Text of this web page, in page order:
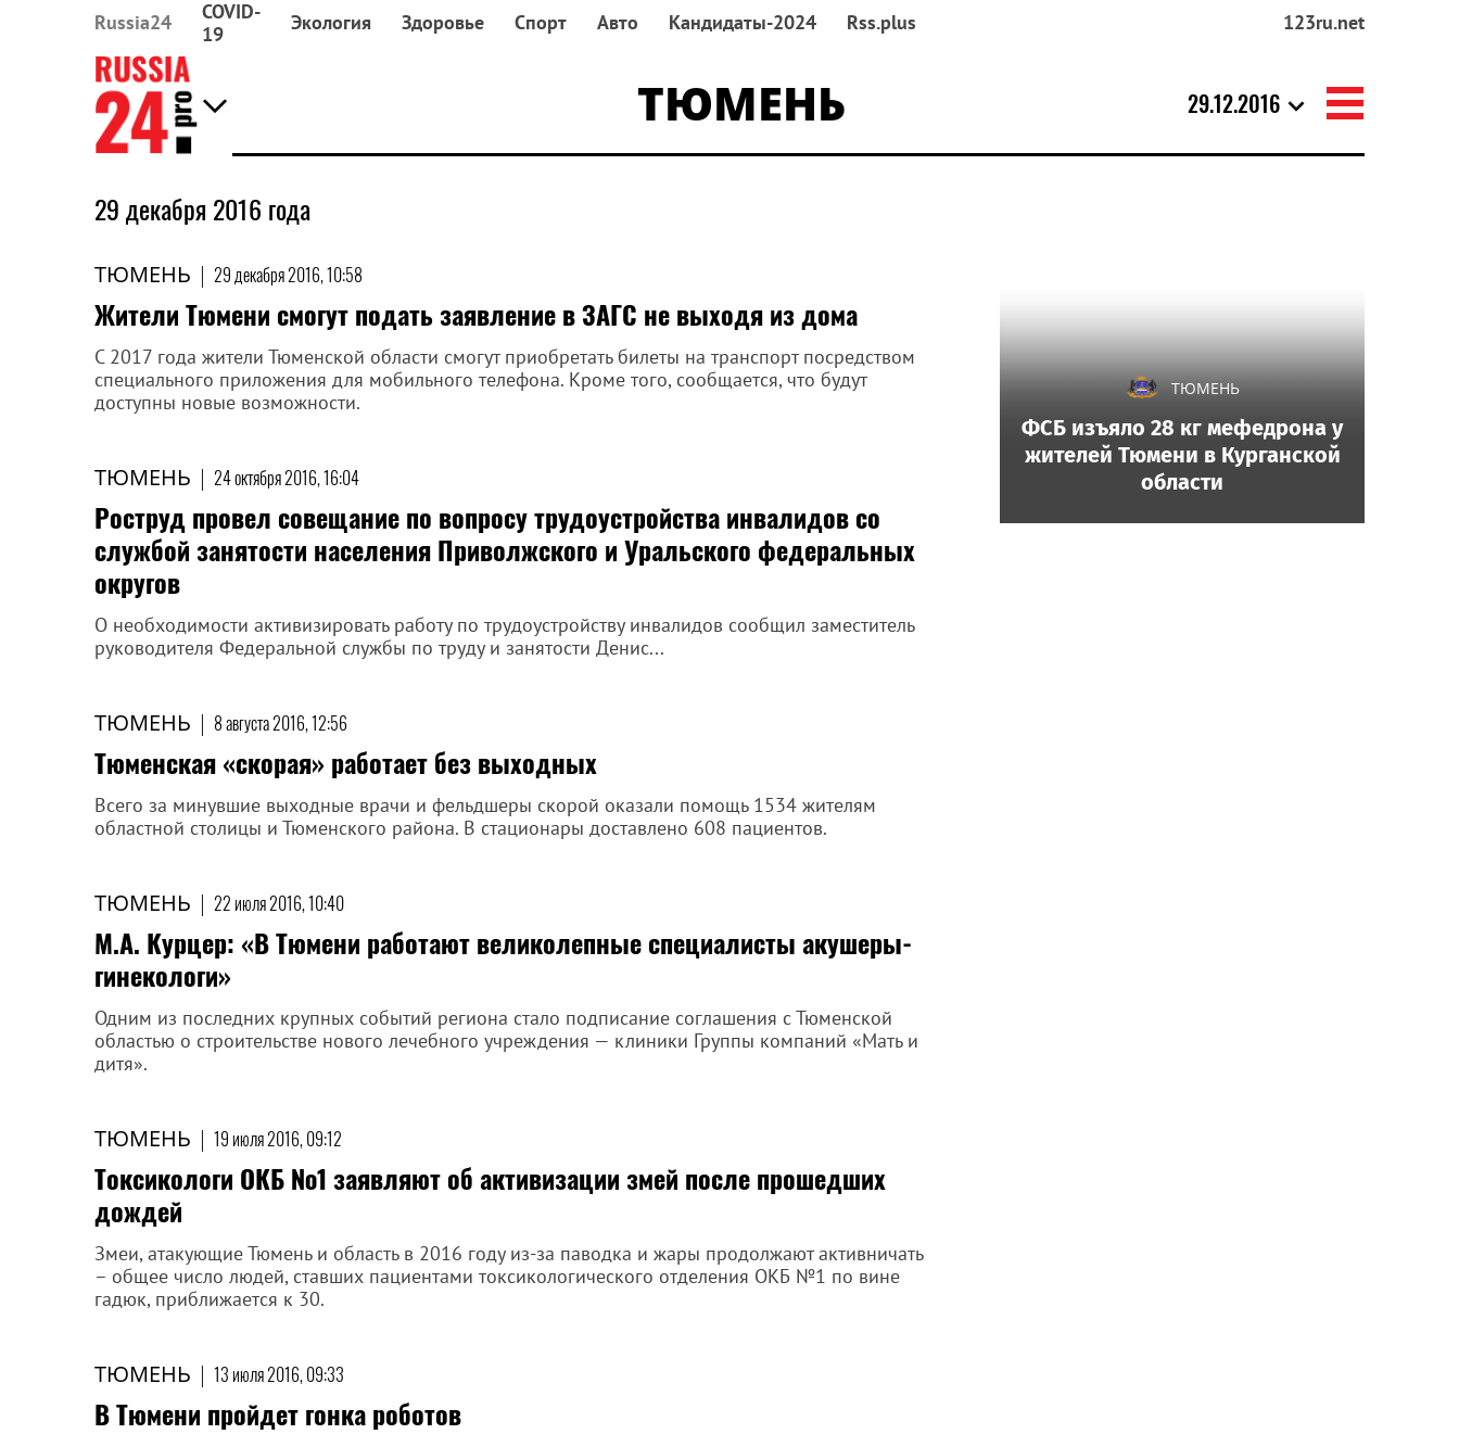
Russia24
COVID-
19
Экология Здоровье Спорт Авто Кандидаты-2024 Rss.plus 123ru.net
ТЮМЕНЬ 29.12.2016
29 декабря 2016 года
ТЮМЕНЬ | 29 декабря 2016, 10:58
Жители Тюмени смогут подать заявление в ЗАГС не выходя из дома
С 2017 года жители Тюменской области смогут приобретать билеты на транспорт посредством
специального приложения для мобильного телефона. Кроме того, сообщается, что будут
доступны новые возможности.
ТЮМЕНЬ | 24 октября 2016, 16:04
Роструд провел совещание по вопросу трудоустройства инвалидов со
службой занятости населения Приволжского и Уральского федеральных
округов
О необходимости активизировать работу по трудоустройству инвалидов сообщил заместитель
руководителя Федеральной службы по труду и занятости Денис...
ТЮМЕНЬ | 8 августа 2016, 12:56
Тюменская «скорая» работает без выходных
Всего за минувшие выходные врачи и фельдшеры скорой оказали помощь 1534 жителям
областной столицы и Тюменского района. В стационары доставлено 608 пациентов.
ТЮМЕНЬ | 22 июля 2016, 10:40
М.А. Курцер: «В Тюмени работают великолепные специалисты акушеры-
гинекологи»
Одним из последних крупных событий региона стало подписание соглашения с Тюменской
областью о строительстве нового лечебного учреждения — клиники Группы компаний «Мать и
дитя».
ТЮМЕНЬ | 19 июля 2016, 09:12
Токсикологи ОКБ №1 заявляют об активизации змей после прошедших
дождей
Змеи, атакующие Тюмень и область в 2016 году из-за паводка и жары продолжают активничать
– общее число людей, ставших пациентами токсикологического отделения ОКБ №1 по вине
гадюк, приближается к 30.
ТЮМЕНЬ | 13 июля 2016, 09:33
В Тюмени пройдет гонка роботов
ТЮМЕНЬ
ФСБ изъяло 28 кг мефедрона у
жителей Тюмени в Курганской
области